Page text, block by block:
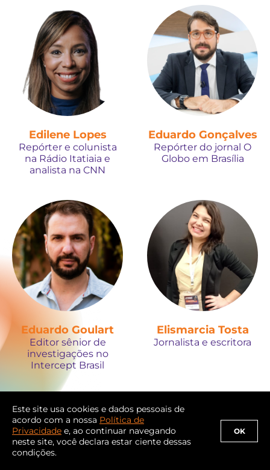
Edilene Lopes
Repórter e colunista
na Rádio Itatiaia e
analista na CNN
Eduardo Gonçalves
Repórter do jornal O
Globo em Brasília
Eduardo Goulart
Editor sênior de
investigações no
Intercept Brasil
Elismarcia Tosta
Jornalista e escritora
Este site usa cookies e dados pessoais de
acordo com a nossa Política de
Privacidade e, ao continuar navegando
neste site, você declara estar ciente dessas
condições.
OK